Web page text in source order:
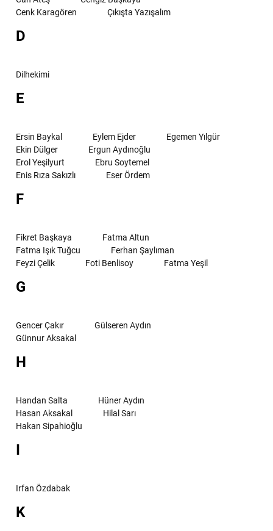
Cenk Karagören
Çıkışta Yazışalım
D
Dilhekimi
E
Ersin Baykal Eylem Ejder
Egemen Yılgür
Ekin Dülger
Ergun Aydınoğlu
Erol Yeşilyurt
Ebru Soytemel
Enis Rıza Sakızlı
Eser Ördem
F
Fikret Başkaya
Fatma Altun
Fatma Işık Tuğcu
Ferhan Şaylıman
Feyzi Çelik
Foti Benlisoy Fatma Yeşil
G
Gencer Çakır
Gülseren Aydın
Günnur Aksakal
H
Handan Salta
Hüner Aydın
Hasan Aksakal
Hilal Sarı
Hakan Sipahioğlu
I
Irfan Özdabak
K